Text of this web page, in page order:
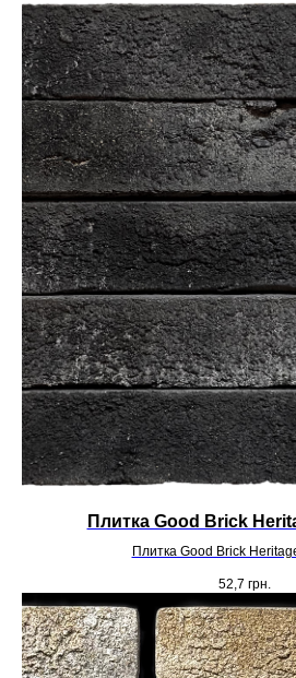
Плитка Good Brick
Плитка Good Brick
52,7 грн.